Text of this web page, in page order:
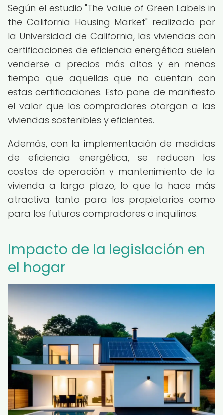
Según el estudio "The Value of Green Labels in
the California Housing Market" realizado por
la Universidad de California, las viviendas con
certificaciones de eficiencia energética suelen
venderse a precios más altos y en menos
tiempo que aquellas que no cuentan con
estas certificaciones. Esto pone de manifiesto
el valor que los compradores otorgan a las
viviendas sostenibles y eficientes.
Además, con la implementación de medidas
de eficiencia energética, se reducen los
costos de operación y mantenimiento de la
vivienda a largo plazo, lo que la hace más
atractiva tanto para los propietarios como
para los futuros compradores o inquilinos.
Impacto de la legislación en
el hogar